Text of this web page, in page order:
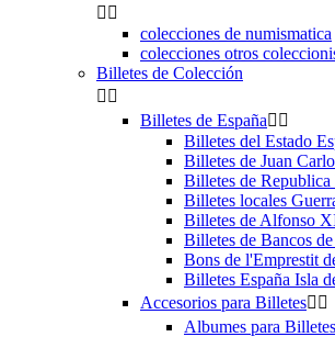
 
colecciones de numismatica
colecciones otros
Billetes de Colección
 
Billetes de España 
Billetes del Estado
Billetes de Juan
Billetes de Republica
Billetes locales
Billetes de Alfonso
Billetes de Bancos
Bons de l'Emprestit
Billetes España Isla
Accesorios para Billetes 
Albumes para Billetes